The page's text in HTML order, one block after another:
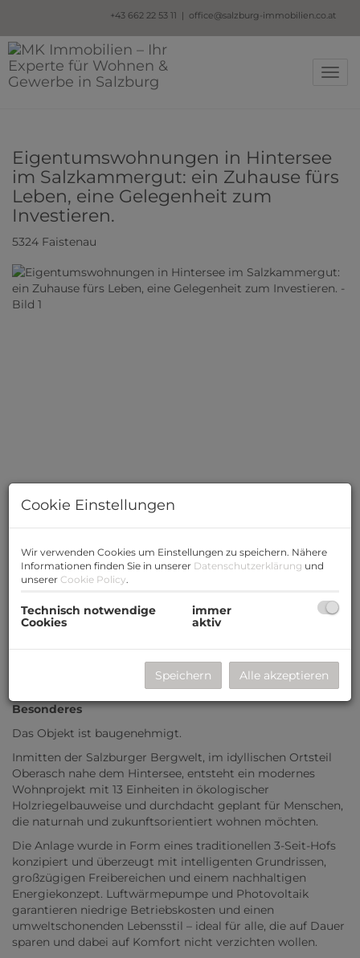
+43 662 22 53 11 | office@salzburg-immobilien.co.at
Eigentumswohnungen in Hintersee
im Salzkammergut: ein Zuhause fürs
Leben, eine Gelegenheit zum
Investieren.
5324 Faistenau
Ruhiges Wohnen im Grünen in Hintersee entsteht etwas
Besonderes
Das Objekt ist baugenehmigt.
Inmitten der Salzburger Bergwelt, im idyllischen Ortsteil
Oberasch nahe dem Hintersee, entsteht ein modernes
Wohnprojekt mit 13 Einheiten in ökologischer
Holzriegelbauweise und durchdacht geplant für Menschen,
die naturnah und zukunftsorientiert wohnen möchten.
Die Anlage wurde in Form eines traditionellen 3-Seit-Hofs
konzipiert und überzeugt mit intelligenten Grundrissen,
großzügigen Freibereichen und einem nachhaltigen
Energiekonzept. Luftwärmepumpe und Photovoltaik
garantieren niedrige Betriebskosten und einen
umweltschonenden Lebensstil – ideal für alle, die auf Dauer
sparen und dabei auf Komfort nicht verzichten wollen.
Cookie Einstellungen
Wir verwenden Cookies um Einstellungen zu speichern. Nähere
Informationen finden Sie in unserer Datenschutzerklärung und
unserer Cookie Policy.
Technisch notwendige
Cookies
immer
aktiv
Speichern Alle akzeptieren